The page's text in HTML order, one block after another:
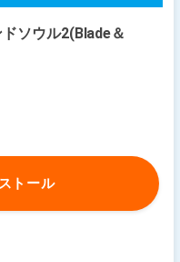
ソウル2(Blade＆
トール